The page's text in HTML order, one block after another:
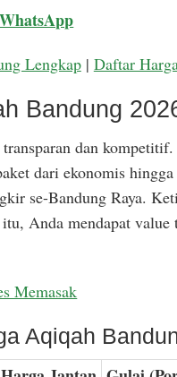
Lengkap| Daftar
Bandung
dan kompetitif.
dari ekonomis
se-Bandung Raya.
Anda mendapat
Memasak
Aqiqah